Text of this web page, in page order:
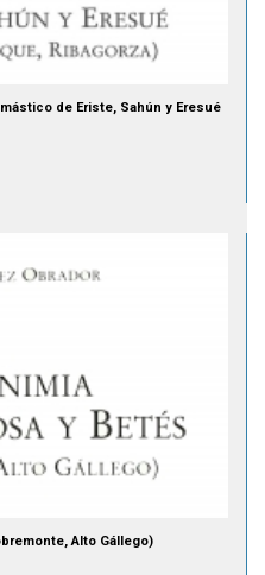
de Eriste, Sahún y Eresué
Alto Gállego)